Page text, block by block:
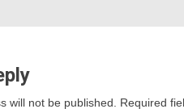
will not be published. Required